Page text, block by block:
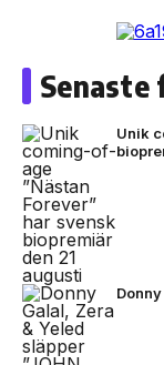
Senaste
Unik